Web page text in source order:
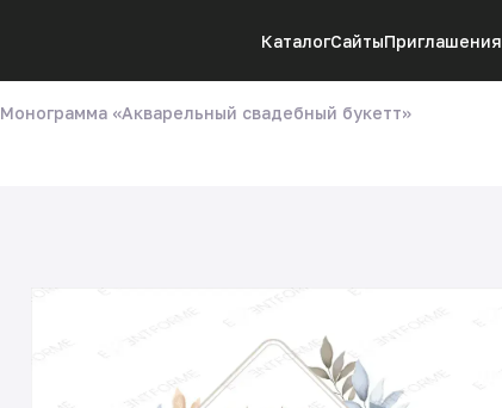
КаталогСайтыПриглашения
Монограмма «Акварельный свадебный букетт»